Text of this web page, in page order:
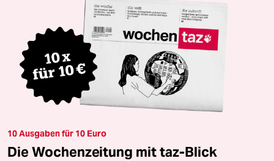
10 Ausgaben für 10 Euro
Die Wochenzeitung mit taz-Blick